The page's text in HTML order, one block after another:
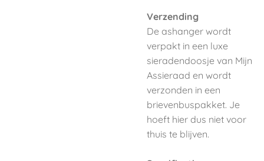
Verzending
De ashanger wordt
verpakt in een luxe
sieradendoosje van Mijn
Assieraad en wordt
verzonden in een
brievenbuspakket. Je
hoeft hier dus niet voor
thuis te blijven.